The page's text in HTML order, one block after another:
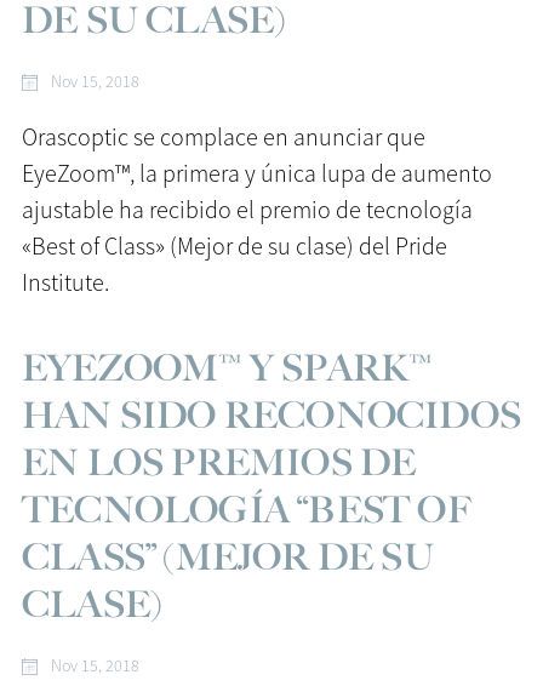
DE SU CLASE)
Nov 15, 2018
Orascoptic se complace en anunciar que
EyeZoom™, la primera y única lupa de aumento
ajustable ha recibido el premio de tecnología
«Best of Class» (Mejor de su clase) del Pride
Institute.
EYEZOOM™ Y SPARK™
HAN SIDO RECONOCIDOS
EN LOS PREMIOS DE
TECNOLOGÍA “BEST OF
CLASS” (MEJOR DE SU
CLASE)
Nov 15, 2018